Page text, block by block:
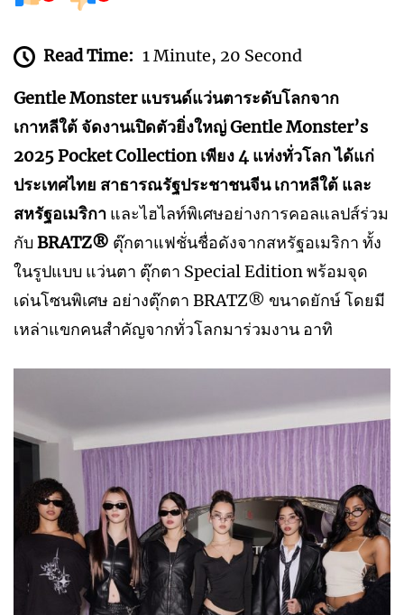
Read Time: 1 Minute, 20 Second
Gentle Monster แบรนด์แว่นตาระดับโลกจาก
เกาหลีใต้ จัดงานเปิดตัวยิ่งใหญ่ Gentle Monster’s
2025 Pocket Collection เพียง 4 แห่งทั่วโลก ได้แก่
ประเทศไทย สาธารณรัฐประชาชนจีน เกาหลีใต้ และ
สหรัฐอเมริกา และไฮไลท์พิเศษอย่างการคอลแลปส์ร่วม
กับBRATZ® ตุ๊กตาแฟชั่นชื่อดังจากสหรัฐอเมริกา ทั้ง
ในรูปแบบ แว่นตา ตุ๊กตา Special Edition พร้อมจุด
เด่นโซนพิเศษ อย่างตุ๊กตา BRATZ® ขนาดยักษ์ โดยมี
เหล่าแขกคนสำคัญจากทั่วโลกมาร่วมงาน อาทิ